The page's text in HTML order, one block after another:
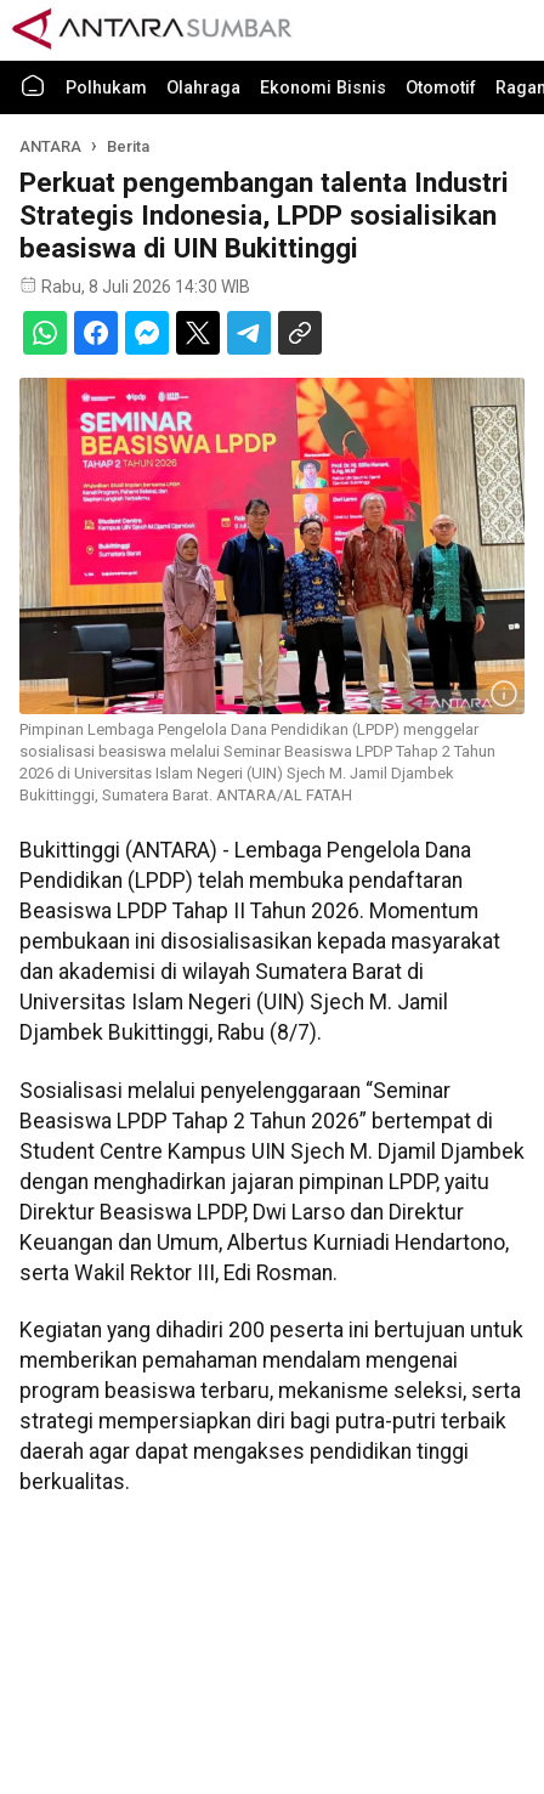
Polhukam Olahraga Ekonomi Bisnis Otomotif
ANTARA Berita
Perkuat pengembangan talenta Industri
Strategis Indonesia, LPDP sosialisikan
beasiswa di UIN Bukittinggi
Rabu, 8 Juli 2026 14:30 WIB
Pimpinan Lembaga Pengelola Dana Pendidikan (LPDP) menggelar
sosialisasi beasiswa melalui Seminar Beasiswa LPDP Tahap 2 Tahun
2026 di Universitas Islam Negeri (UIN) Sjech M. Jamil Djambek
Bukittinggi, Sumatera Barat. ANTARA/AL FATAH
Bukittinggi (ANTARA) - Lembaga Pengelola Dana
Pendidikan (LPDP) telah membuka pendaftaran
Beasiswa LPDP Tahap II Tahun 2026. Momentum
pembukaan ini disosialisasikan kepada masyarakat
dan akademisi di wilayah Sumatera Barat di
Universitas Islam Negeri (UIN) Sjech M. Jamil
Djambek Bukittinggi, Rabu (8/7).
Sosialisasi melalui penyelenggaraan “Seminar
Beasiswa LPDP Tahap 2 Tahun 2026” bertempat di
Student Centre Kampus UIN Sjech M. Djamil Djambek
dengan menghadirkan jajaran pimpinan LPDP, yaitu
Direktur Beasiswa LPDP, Dwi Larso dan Direktur
Keuangan dan Umum, Albertus Kurniadi Hendartono,
serta Wakil Rektor III, Edi Rosman.
Kegiatan yang dihadiri 200 peserta ini bertujuan untuk
memberikan pemahaman mendalam mengenai
program beasiswa terbaru, mekanisme seleksi, serta
strategi mempersiapkan diri bagi putra-putri terbaik
daerah agar dapat mengakses pendidikan tinggi
berkualitas.